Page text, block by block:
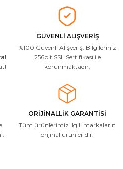
GÜVENLİ ALIŞVERİŞ
%100 Güvenli Alışveriş. Bilgileriniz
256bit SSL Sertifikası ile
korunmaktadır.
ORİJİNALLİK GARANTİSİ
Tüm ürünlerimiz ilgili markaların
orijinal ürünleridir.